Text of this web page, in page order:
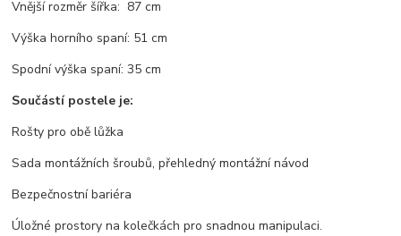
Vnější rozměr šířka: 87 cm
Výška horního spaní: 51 cm
Spodní výška spaní: 35 cm
Součástí postele je:
Rošty pro obě lůžka
Sada montážních šroubů, přehledný montážní návod
Bezpečnostní bariéra
Úložné prostory na kolečkách pro snadnou manipulaci.